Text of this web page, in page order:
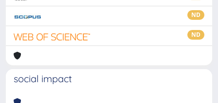
ND
ND
social impact